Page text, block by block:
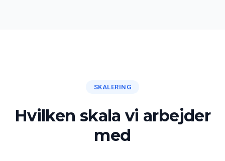
SKALERING
Hvilken skala vi arbejder
med